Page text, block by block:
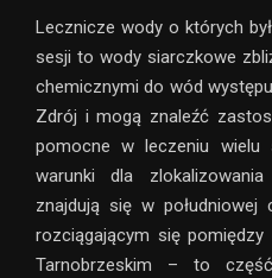
Lecznicze wody o których
sesji to wody siarczkowe
chemicznymi do wód
Zdrój i mogą znaleźć
pomocne w leczeniu wielu
warunki dla
znajdują się w
rozciągającym się
Tarnobrzeskim – to